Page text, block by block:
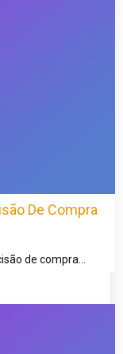
De Compra
de compra…